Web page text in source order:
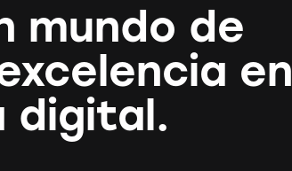
mundo de
en
digital.